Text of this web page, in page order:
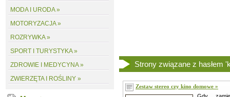
MODA I URODA »
MOTORYZACJA »
ROZRYWKA »
SPORT I TURYSTYKA »
ZDROWIE I MEDYCYNA »
ZWIERZĘTA I ROŚLINY »
Strony związane z hasłem
Zestaw stereo czy kino domowe »